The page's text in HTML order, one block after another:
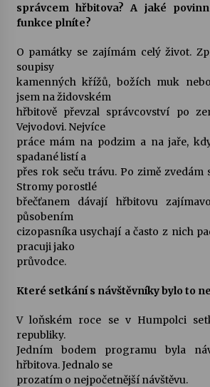
správcem hřbitova? A jaké
funkce plníte?
O památky se zajímám celý život.
soupisy
kamenných křížů, božích muk
jsem na židovském
hřbitově převzal správcovství po
Vejvodovi. Nejvíce
práce mám na podzim a na jaře,
spadané listí a
přes rok seču trávu. Po zimě zvedám
Stromy porostlé
břečťanem dávají hřbitovu
působením
cizopasníka usychají a často z nich
pracuji jako
průvodce.
Které setkání s návštěvníky bylo to
V loňském roce se v Humpolci
republiky.
Jedním bodem programu byla
hřbitova. Jednalo se
prozatím o nejpočetnější návštěvu.